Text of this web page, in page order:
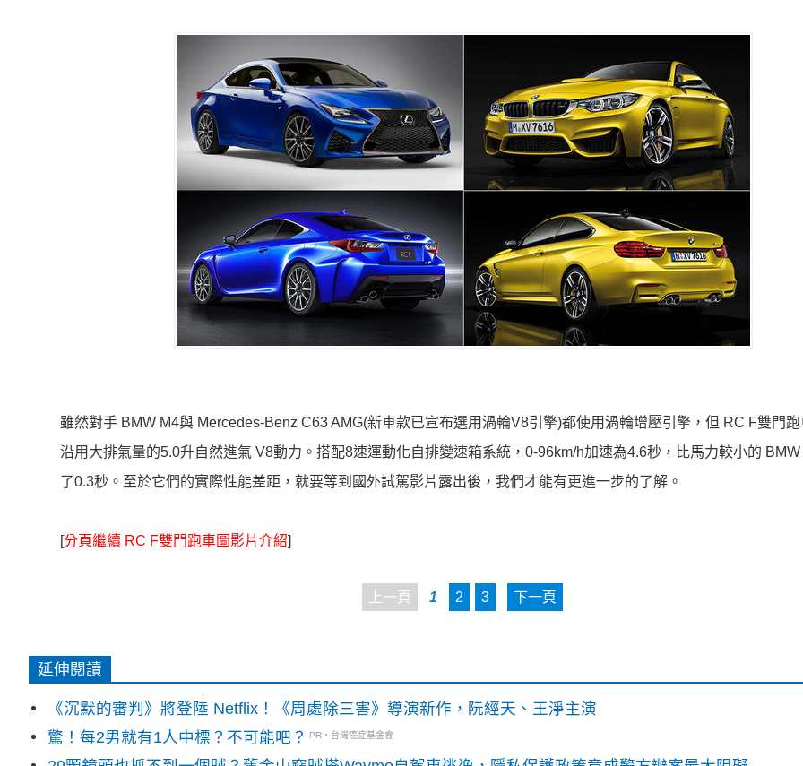
雖然對手 BMW M4與 Mercedes-Benz C63 AMG(新車款已宣布選用渦輪V8引擎)都使用渦輪增壓引擎，但 RC F雙門
沿用大排氣量的5.0升自然進氣 V8動力。搭配8速運動化自排變速箱系統，0-96km/h加速為4.6秒，比馬力較小的 BMW
了0.3秒。至於它們的實際性能差距，就要等到國外試駕影片露出後，我們才能有更進一步的了解。
[分頁繼續 RC F雙門跑車圖影片介紹]
上一頁 1 2 3 下一頁
延伸閱讀
《沉默的審判》將登陸 Netflix！《周處除三害》導演新作，阮經天、王淨主演
驚！每2男就有1人中標？不可能吧？
PR・台灣癌症基金會